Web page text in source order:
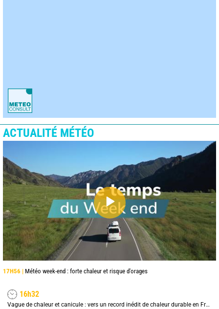
ACTUALITÉ MÉTÉO
17H56 | Météo week-end : forte chaleur et risque d'orages
16h32
Vague de chaleur et canicule : vers un record inédit de chaleur durable en France